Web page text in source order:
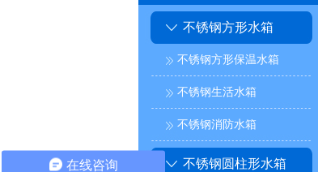
不锈钢方形水箱
不锈钢方形保温水箱
不锈钢生活水箱
不锈钢消防水箱
不锈钢圆柱形水箱
在线咨询